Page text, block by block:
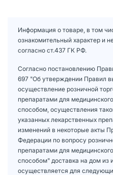
Информация о товаре, в том
ознакомительный характер и
согласно ст.437 ГК РФ.
Согласно постановлению
697 "Об утверждении Правил
осуществление розничной
препаратами для
способом, осуществления
указанных лекарственных
изменений в некоторые акты
Федерации по вопросу
препаратами для
способом" доставка на дом из
осуществляется для